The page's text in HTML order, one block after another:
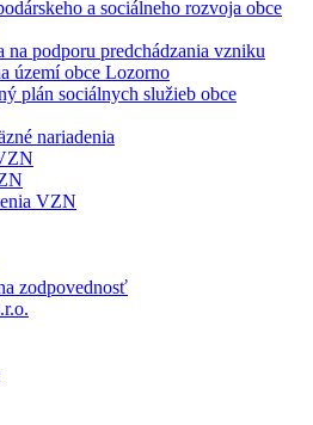
a sociálneho rozvoja obce
na podporu predchádzania vzniku
území obce Lozorno
plán sociálnych služieb obce
nariadenia
VZN
zodpovednosť